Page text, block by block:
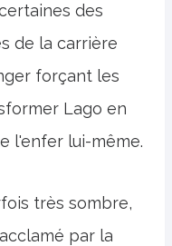
des
de la carrière
forçant les
Lago en
l'enfer lui-même.
très sombre,
par la